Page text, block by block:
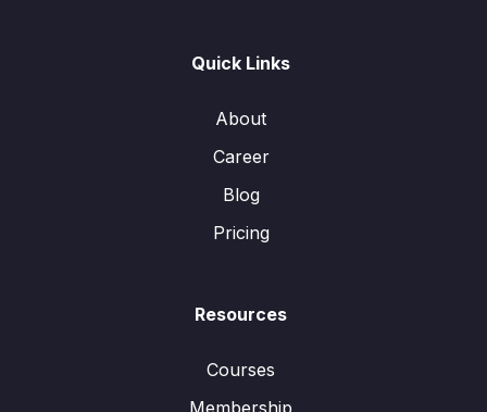
Quick Links
About
Career
Blog
Pricing
Resources
Courses
Membership